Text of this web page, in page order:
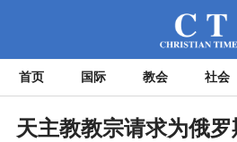
首页 国际 教会 社会
天主教教宗请求为俄罗